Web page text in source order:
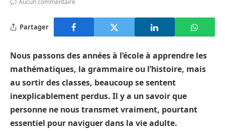
Aucun commentaire
Partager
Nous passons des années à l’école à apprendre les
mathématiques, la grammaire ou l’histoire, mais
au sortir des classes, beaucoup se sentent
inexplicablement perdus. Il y a un savoir que
personne ne nous transmet vraiment, pourtant
essentiel pour naviguer dans la vie adulte.